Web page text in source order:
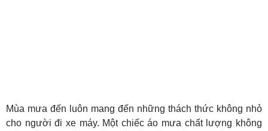
Mùa mưa đến luôn mang đến những thách thức không nhỏ
cho người đi xe máy. Một chiếc áo mưa chất lượng không